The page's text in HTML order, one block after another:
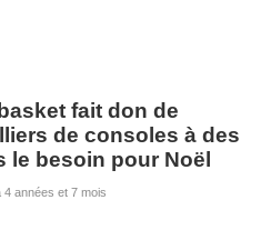
fait don de
de consoles à des
le besoin pour Noël
4 années et 7 mois